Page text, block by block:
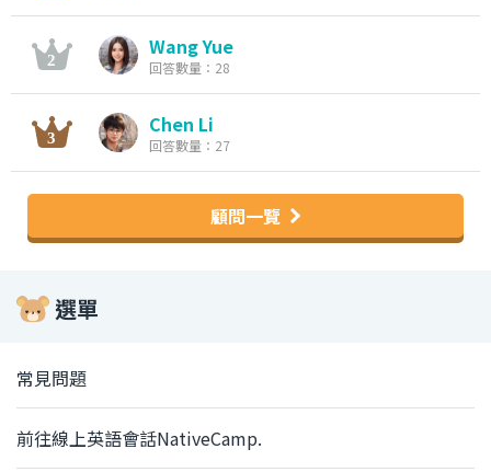
Wang Yue
回答數量：28
Chen Li
回答數量：27
顧問一覽
選單
常見問題
前往線上英語會話NativeCamp.